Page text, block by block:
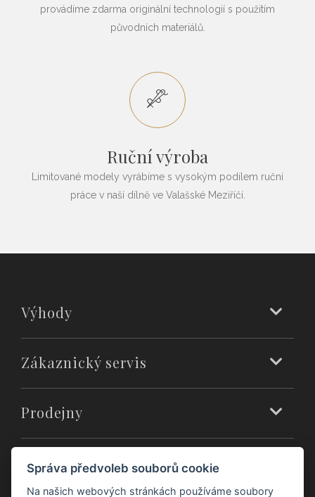
provádíme zdarma originální technologií s použitím
původních materiálů.
Ruční výroba
Limitované modely vyrábíme s vysokým podílem ruční
práce v naší dílně ve Valašské Meziříčí.
Výhody
Zákaznický servis
Prodejny
O nás
Správa předvoleb souborů cookie
Na našich webových stránkách používáme soubory